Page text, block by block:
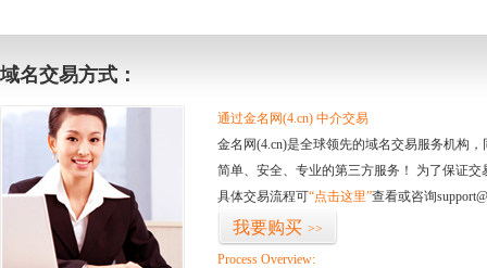
域名交易方式：
通过金名网(4.cn) 中介交易
金名网(4.cn)是全球领先的域名交易服务机构
简单、安全、专业的第三方服务！ 为了保证
具体交易流程可“点击这里”查看或咨询
我要购买 >>
Process Overview: